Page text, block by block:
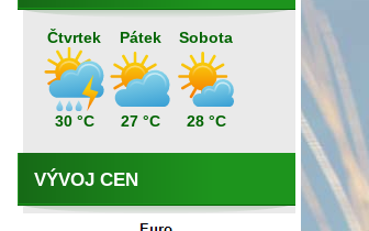
Čtvrtek
30 °C
Pátek
27 °C
Sobota
28 °C
VÝVOJ CEN